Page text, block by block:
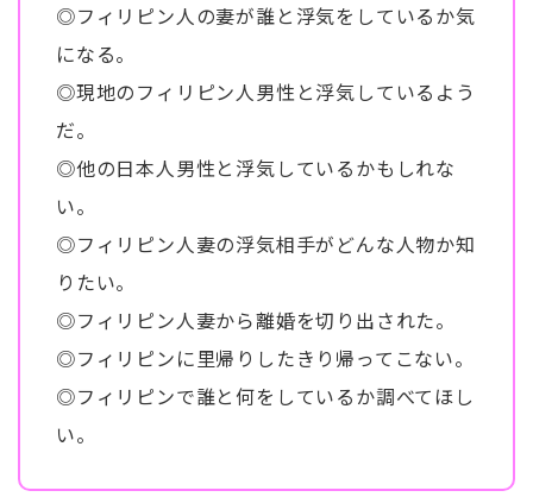
◎フィリピン人の妻が誰と浮気をしているか気
になる。
◎現地のフィリピン人男性と浮気しているよう
だ。
◎他の日本人男性と浮気しているかもしれな
い。
◎フィリピン人妻の浮気相手がどんな人物か知
りたい。
◎フィリピン人妻から離婚を切り出された。
◎フィリピンに里帰りしたきり帰ってこない。
◎フィリピンで誰と何をしているか調べてほし
い。